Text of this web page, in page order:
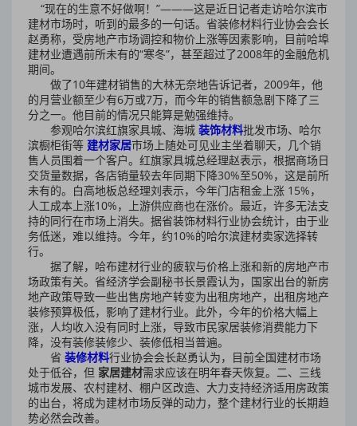
“现在的生意不好做啊！”———这是近日记者走访哈尔滨市
建材市场时，听到的最多的一句话。省装修材料行业协会会长
赵勇称，受房地产市场调控和物价上涨等因素影响，目前哈埠
建材业遭遇前所未有的“寒冬”，甚至超过了2008年的金融危机
期间。
做了10年建材销售的大林无奈地告诉记者，2009年，他
的月营业额至少有6万或7万，而今年的销售额急剧下降了三
分之一。他目前的情况只能算是勉强维持。
参观哈尔滨红旗家具城、海城 装饰材料批发市场、哈尔
滨橱柜街等 建材家居市场上随处可见业主坐着聊天，几个销
售人员围着一个客户。红旗家具城总经理赵表示，根据商场日
交货量数据，各店销量较去年同期下降30%至50%，这是前所
未有的。白高地板总经理刘表示，今年门店租金上涨 15%，
人工成本上涨10%，上游供应商也在涨价。最近，许多无法支
持的同行在市场上消失。据省装饰材料行业协会统计，由于业
务低迷，难以维持。今年，约10%的哈尔滨建材卖家选择转
行。
据了解，哈布建材行业的疲软与价格上涨和新的房地产市
场政策有关。省经济学会副秘书长景霞认为，国家出台的新房
地产政策导致一些出售房地产转变为出租房地产，出租房地产
装修预算极低，影响了建材行业。此外，今年的价格大幅上
涨，人均收入没有同时上涨，导致市民家居装修消费能力下
降，没有装修装修少、装修低相当普遍。
省 装修材料行业协会会长赵勇认为，目前全国建材市场
处于低谷，但 家居建材需求应该在明年春天恢复。二、三线
城市发展、农村建材、棚户区改造、大力支持经济适用房政策
的出台，将成为建材市场反弹的动力，整个建材行业的长期趋
势必然会改善。